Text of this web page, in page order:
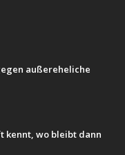
außereheliche
kennt, wo bleibt dann